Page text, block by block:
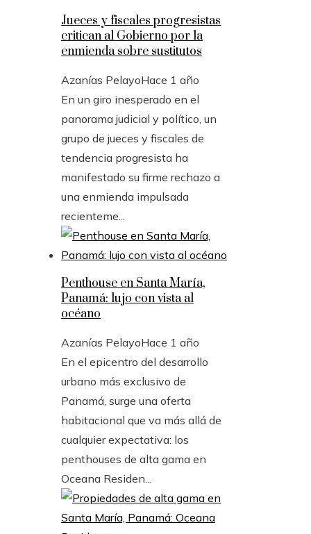
Jueces y fiscales progresistas
critican al Gobierno por la
enmienda sobre sustitutos
Azanías PelayoHace 1 año
En un giro inesperado en el
panorama judicial y político, un
grupo de jueces y fiscales de
tendencia progresista ha
manifestado su firme rechazo a
una enmienda impulsada
recienteme...
Penthouse en Santa María,
Panamá: lujo con vista al
océano
Azanías PelayoHace 1 año
En el epicentro del desarrollo
urbano más exclusivo de
Panamá, surge una oferta
habitacional que va más allá de
cualquier expectativa: los
penthouses de alta gama en
Oceana Residen...